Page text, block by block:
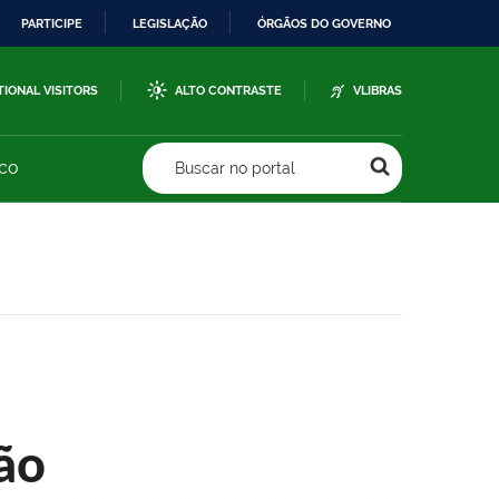
PARTICIPE LEGISLAÇÃO ÓRGÃOS DO GOVERNO
VISITORS ALTO CONTRASTE VLIBRAS
Buscar no portal